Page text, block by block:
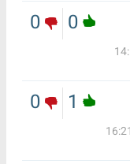
0
0
1
0